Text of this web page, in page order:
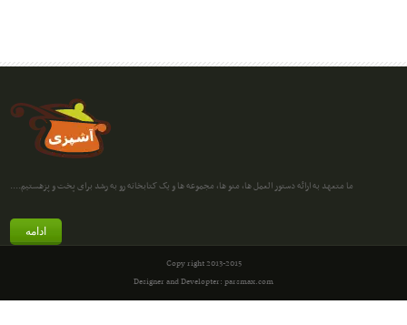
ما متعهد به ارائه دستور العمل ها، منو ها، مجموعه ها و یک کتابخانه رو به رشد برای پخت و پزهستیم....
ادامه
Copy right 2013-2015
Designer and Developter: parsmax.com